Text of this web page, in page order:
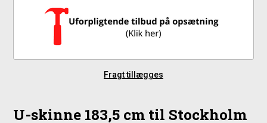
Fragt tillægges
U-skinne 183,5 cm til Stockholm